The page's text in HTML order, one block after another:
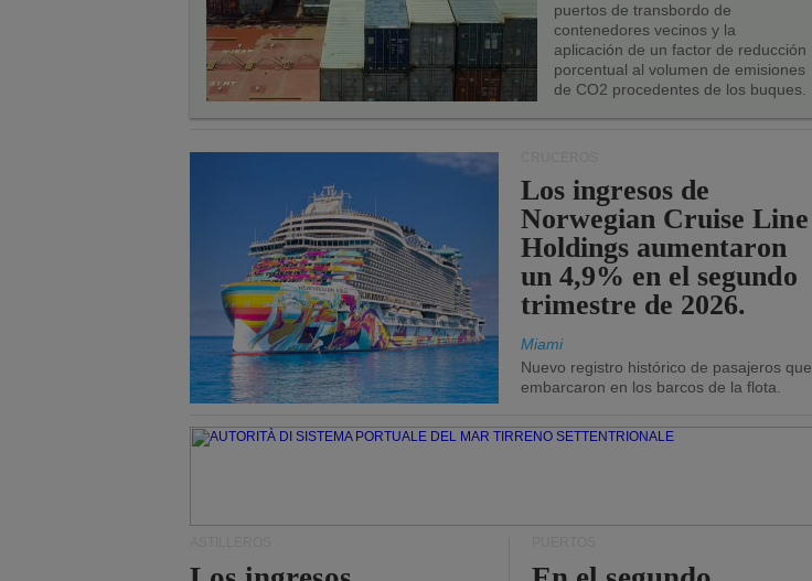
puertos de transbordo de
contenedores vecinos y la
aplicación de un factor de reducción
porcentual al volumen de emisiones
de CO2 procedentes de los buques.
Los ingresos de
Norwegian Cruise Line
Holdings aumentaron
un 4,9% en el segundo
trimestre de 2026.
Miami
Nuevo registro histórico de pasajeros que
embarcaron en los barcos de la flota.